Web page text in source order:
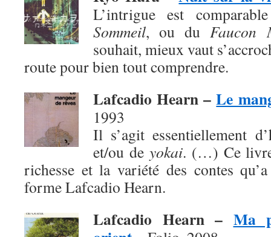
L’intrigue est
Sommeil, ou duFaucon
souhait, mieux vaut
route pour bien tout comprendre.
Lafcadio Hearn –Le
1993
Il s’agit essentiellement
et/ou de yokai. (…) Ce
richesse et la variété des contes
forme Lafcadio Hearn.
Lafcadio Hearn – Ma